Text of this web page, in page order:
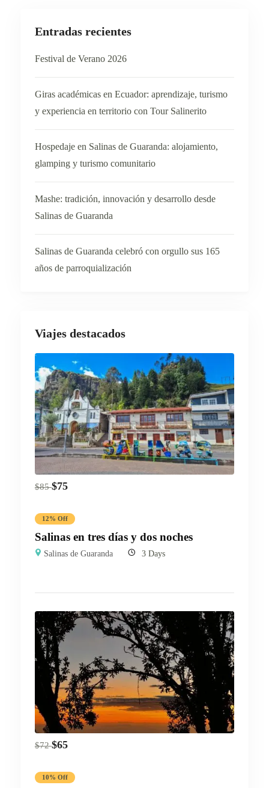
Entradas recientes
Festival de Verano 2026
Giras académicas en Ecuador: aprendizaje, turismo
y experiencia en territorio con Tour Salinerito
Hospedaje en Salinas de Guaranda: alojamiento,
glamping y turismo comunitario
Mashe: tradición, innovación y desarrollo desde
Salinas de Guaranda
Salinas de Guaranda celebró con orgullo sus 165
años de parroquialización
Viajes destacados
$85 $75
12% Off
Salinas en tres días y dos noches
Salinas de Guaranda 3 Days
$72 $65
10% Off